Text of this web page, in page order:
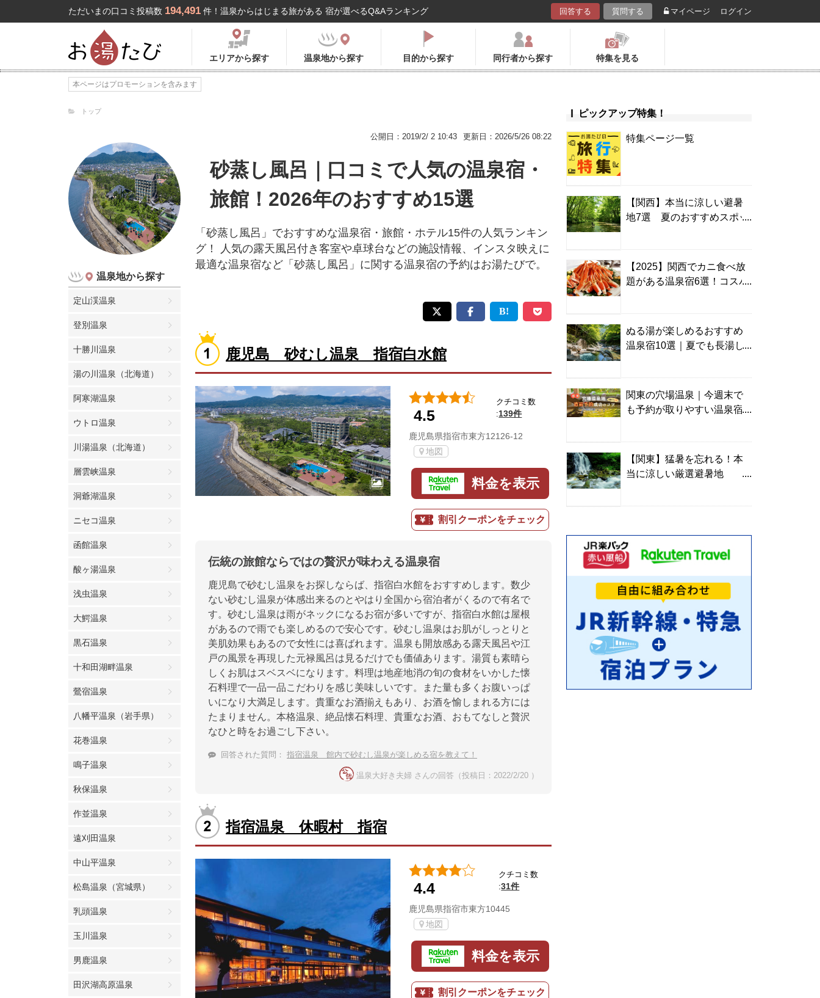
ただいまの口コミ投稿数 194,491 件！温泉からはじまる旅がある 宿が選べるQ&Aランキング 回答する 質問する マイページ ログイン
エリアから探す 温泉地から探す 目的から探す 同行者から探す 特集を見る
本ページはプロモーションを含みます
トップ
公開日：2019/2/ 2 10:43 更新日：2026/5/26 08:22
温泉地から探す
定山渓温泉
登別温泉
十勝川温泉
湯の川温泉（北海道）
阿寒湖温泉
ウトロ温泉
川湯温泉（北海道）
層雲峡温泉
洞爺湖温泉
ニセコ温泉
函館温泉
酸ヶ湯温泉
浅虫温泉
大鰐温泉
黒石温泉
十和田湖畔温泉
鶯宿温泉
八幡平温泉（岩手県）
花巻温泉
鳴子温泉
秋保温泉
作並温泉
遠刈田温泉
中山平温泉
松島温泉（宮城県）
乳頭温泉
玉川温泉
男鹿温泉
田沢湖高原温泉
砂蒸し風呂｜口コミで人気の温泉宿・
旅館！2026年のおすすめ15選
「砂蒸し風呂」でおすすめな温泉宿・旅館・ホテル15件の人気ランキン
グ！ 人気の露天風呂付き客室や卓球台などの施設情報、インスタ映えに
最適な温泉宿など「砂蒸し風呂」に関する温泉宿の予約はお湯たびで。
鹿児島 砂むし温泉 指宿白水館
4.5
クチコミ数
:139件
鹿児島県指宿市東方12126-12
地図
料金を表示
割引クーポンをチェック
伝統の旅館ならではの贅沢が味わえる温泉宿
鹿児島で砂むし温泉をお探しならば、指宿白水館をおすすめします。数少
ない砂むし温泉が体感出来るのとやはり全国から宿泊者がくるので有名で
す。砂むし温泉は雨がネックになるお宿が多いですが、指宿白水館は屋根
があるので雨でも楽しめるので安心です。砂むし温泉はお肌がしっとりと
美肌効果もあるので女性には喜ばれます。温泉も開放感ある露天風呂や江
戸の風景を再現した元禄風呂は見るだけでも価値あります。湯質も素晴ら
しくお肌はスベスベになります。料理は地産地消の旬の食材をいかした懐
石料理で一品一品こだわりを感じ美味しいです。また量も多くお腹いっぱ
いになり大満足します。貴重なお酒揃えもあり、お酒を愉しまれる方には
たまりません。本格温泉、絶品懐石料理、貴重なお酒、おもてなしと贅沢
なひと時をお過ごし下さい。
回答された質問： 指宿温泉 館内で砂むし温泉が楽しめる宿を教えて！
温泉大好き夫婦 さんの回答（投稿日：2022/2/20 ）
指宿温泉 休暇村 指宿
4.4
クチコミ数
:31件
鹿児島県指宿市東方10445
地図
料金を表示
割引クーポンをチェック
ピックアップ特集！
特集ページ一覧
【関西】本当に涼しい避暑
地7選 夏のおすすめスポッ
【2025】関西でカニ食べ放
題がある温泉宿6選！コスパ
ぬる湯が楽しめるおすすめ
温泉宿10選｜夏でも長湯し
関東の穴場温泉｜今週末で
も予約が取りやすい温泉宿
【関東】猛暑を忘れる！本
当に涼しい厳選避暑地